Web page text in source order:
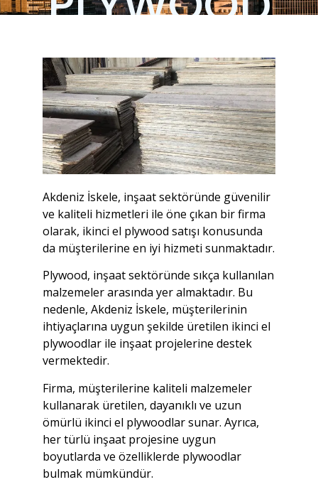
Akdeniz İskele, inşaat sektöründe güvenilir
ve kaliteli hizmetleri ile öne çıkan bir firma
olarak, ikinci el plywood satışı konusunda
da müşterilerine en iyi hizmeti sunmaktadır.
Plywood, inşaat sektöründe sıkça kullanılan
malzemeler arasında yer almaktadır. Bu
nedenle, Akdeniz İskele, müşterilerinin
ihtiyaçlarına uygun şekilde üretilen ikinci el
plywoodlar ile inşaat projelerine destek
vermektedir.
Firma, müşterilerine kaliteli malzemeler
kullanarak üretilen, dayanıklı ve uzun
ömürlü ikinci el plywoodlar sunar. Ayrıca,
her türlü inşaat projesine uygun
boyutlarda ve özelliklerde plywoodlar
bulmak mümkündür.